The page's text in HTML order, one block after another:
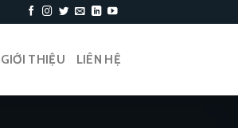
GIỚI THIỆU LIÊN HỆ